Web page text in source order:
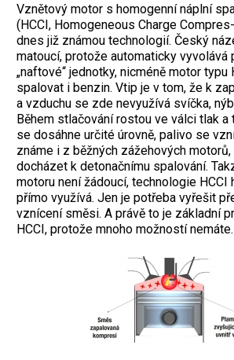
Vznětový motor s homogenní náplní
(HCCI, Homogeneous Charge
dnes již známou technologií. Český
matoucí, protože automaticky vyvolává
„naftové“ jednotky, nicméně motor typu
spalovat i benzin. Vtip je v tom, že k
a vzduchu se zde nevyužívá svíčka,
Během stlačování rostou ve válci tlak a
se dosáhne určité úrovně, palivo se
známe i z běžných zážehových
docházet k detonačnímu spalování.
motoru není žádoucí, technologie HCCI
přímo využívá. Jen je potřeba vyřešit
vznícení směsi. A právě to je základní
HCCI, protože mnoho možností nemáte.